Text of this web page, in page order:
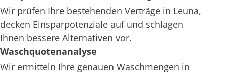
Wir prüfen Ihre bestehenden Verträge in Leuna,
decken Einsparpotenziale auf und schlagen
Ihnen bessere Alternativen vor.
Waschquotenanalyse
Wir ermitteln Ihre genauen Waschmengen in